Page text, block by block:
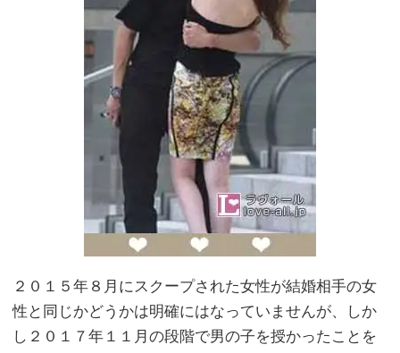
２０１５年８月にスクープされた女性が結婚相手の女
性と同じかどうかは明確にはなっていませんが、しか
し２０１７年１１月の段階で男の子を授かったことを